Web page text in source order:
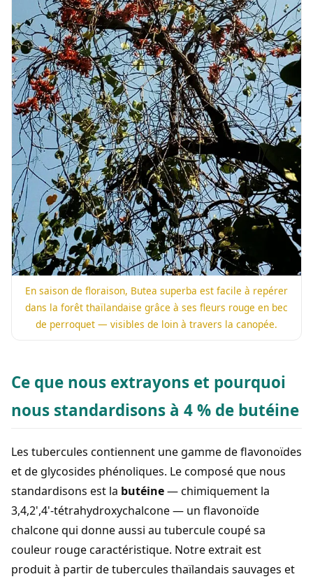
En saison de floraison, Butea superba est facile à repérer
dans la forêt thaïlandaise grâce à ses fleurs rouge en bec
de perroquet — visibles de loin à travers la canopée.
Ce que nous extrayons et pourquoi
nous standardisons à 4 % de butéine
Les tubercules contiennent une gamme de flavonoïdes
et de glycosides phénoliques. Le composé que nous
standardisons est la butéine— chimiquement la
3,4,2',4'-tétrahydroxychalcone — un flavonoïde
chalcone qui donne aussi au tubercule coupé sa
couleur rouge caractéristique. Notre extrait est
produit à partir de tubercules thaïlandais sauvages et